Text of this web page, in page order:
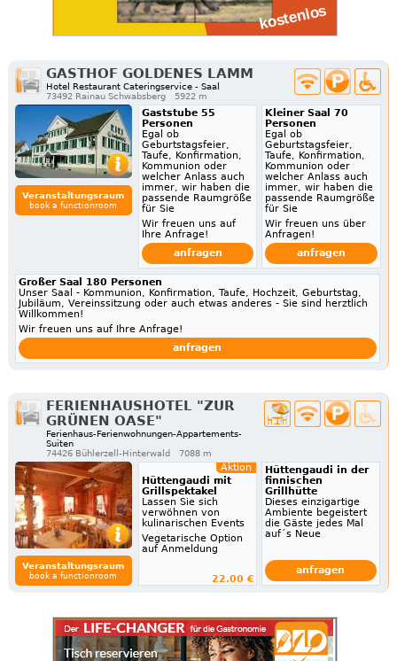
GASTHOF GOLDENES LAMM
Hotel Restaurant Cateringservice - Saal
73492 Rainau Schwabsberg
5922 m
Veranstaltungsraum
book a functionroom
Gaststube 55
Personen
Egal ob
Geburtstagsfeier,
Taufe, Konfirmation,
Kommunion oder
welcher Anlass auch
immer, wir haben die
passende Raumgröße
für Sie
Wir freuen uns auf
Ihre Anfrage!
anfragen
Kleiner Saal 70
Personen
Egal ob
Geburtstagsfeier,
Taufe, Konfirmation,
Kommunion oder
welcher Anlass auch
immer, wir haben die
passende Raumgröße
für Sie
Wir freuen uns über
Anfragen!
anfragen
Großer Saal 180 Personen
Unser Saal - Kommunion, Konfirmation, Taufe, Hochzeit, Geburtstag,
Jubiläum, Vereinssitzung oder auch etwas anderes - Sie sind herztlich
Willkommen!
Wir freuen uns auf Ihre Anfrage!
anfragen
FERIENHAUSHOTEL "ZUR
GRÜNEN OASE"
Ferienhaus-Ferienwohnungen-Appartements-
Suiten
74426 Bühlerzell-Hinterwald
7088 m
Veranstaltungsraum
book a functionroom
Aktion
Hüttengaudi mit
Grillspektakel
Lassen Sie sich
verwöhnen von
kulinarischen Events
Vegetarische Option
auf Anmeldung
22.00 €
Hüttengaudi in der
finnischen
Grillhütte
Dieses einzigartige
Ambiente begeistert
die Gäste jedes Mal
auf´s Neue
anfragen